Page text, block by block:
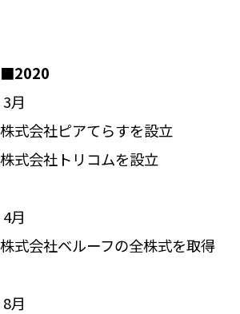
■2020
―― 3月
株式会社ピアてらすを設立
株式会社トリコムを設立
―― 4月
株式会社ベルーフの全株式を取得
―― 8月